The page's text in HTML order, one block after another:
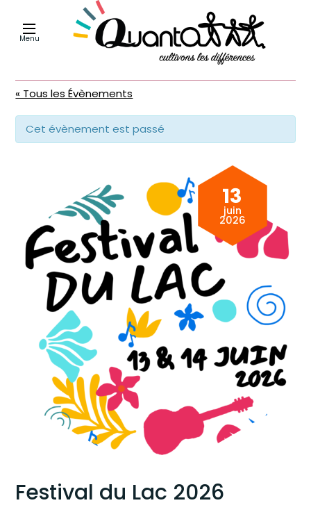
Menu
« Tous les Évènements
Cet évènement est passé
13
juin
2026
Festival du Lac 2026